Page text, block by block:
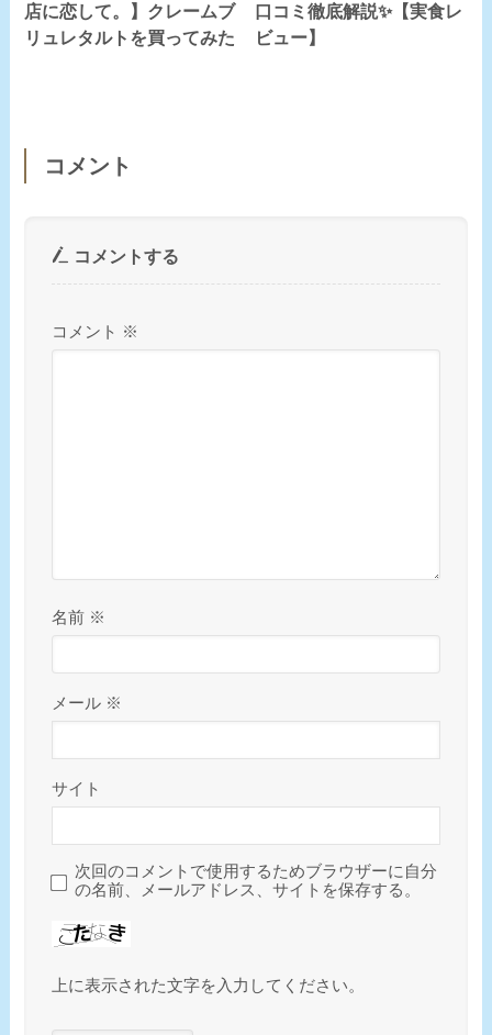
店に恋して。】クレームブ
リュレタルトを買ってみた
口コミ徹底解説✨【実食レ
ビュー】
コメント
コメントする
コメント ※
名前 ※
メール ※
サイト
次回のコメントで使用するためブラウザーに自分
の名前、メールアドレス、サイトを保存する。
上に表示された文字を入力してください。